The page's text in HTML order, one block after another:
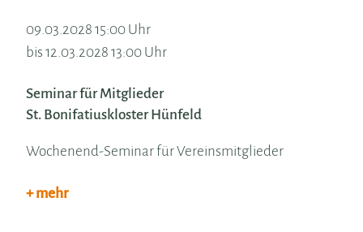
09.03.2028 15:00 Uhr
bis 12.03.2028 13:00 Uhr
Seminar für Mitglieder
St. Bonifatiuskloster Hünfeld
Wochenend-Seminar für Vereinsmitglieder
+ mehr